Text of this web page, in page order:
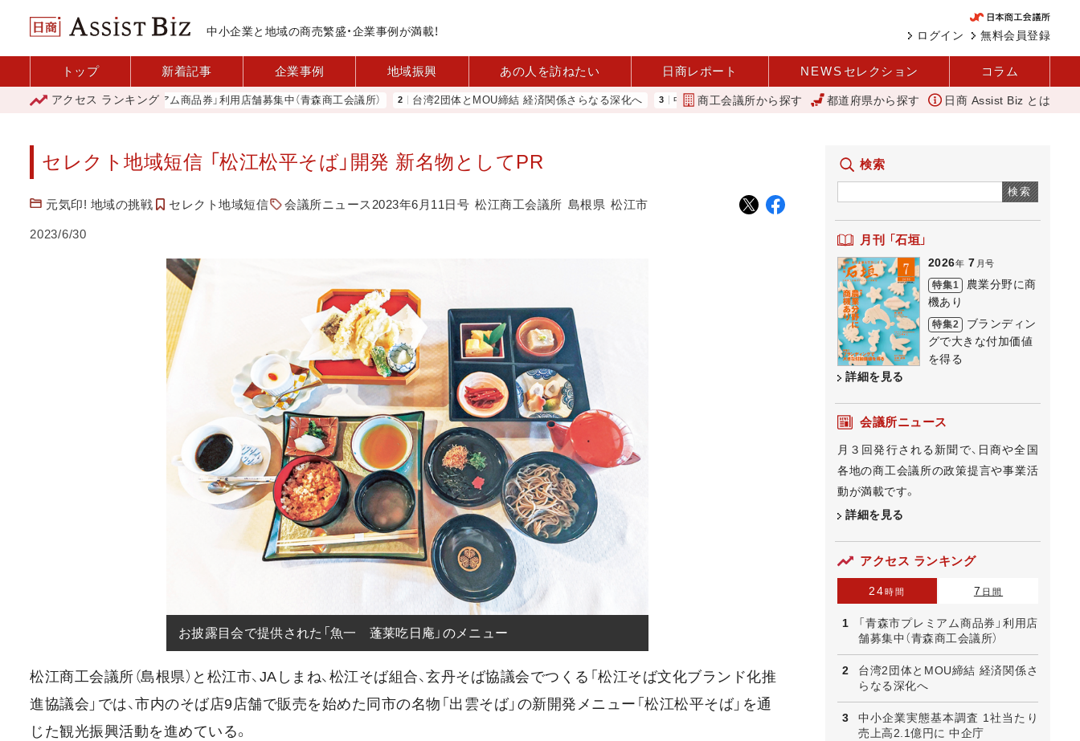
中小企業と地域の商売繁盛・企業事例が満載！ 無料会員登録
ログイン
トップ 新着記事 企業事例 地域振興 あの人を訪ねたい 日商レポート NEWS セレクション コラム
アクセス ランキング
「青森市プレミアム商品券」利用店舗募集中（青森商工会議所） 台湾2団体とMOU締結 経済関係さらなる深化へ 中小企業実態基本調査 1社当たり売上高2.1億円に 中企庁 「あったらいいね」を商品
商工会議所から探す 都道府県から探す 日商 Assist Biz とは
セレクト地域短信 「松江松平そば」開発 新名物としてPR
元気印! 地域の挑戦 セレクト地域短信 会議所ニュース2023年6月11日号 松江商工会議所 島根県 松江市
2023/6/30
お披露目会で提供された「魚一　蓬莱吃日庵」のメニュー
松江商工会議所（島根県）と松江市、JAしまね、松江そば組合、玄丹そば協議会でつくる「松江そば文化ブランド化推
進協議会」では、市内のそば店9店舗で販売を始めた同市の名物「出雲そば」の新開発メニュー「松江松平そば」を通
じた観光振興活動を進めている。
検索
検索
月刊 「石垣」
2026年 7 月号
特集1
農業分野に商
機あり
特集2
ブランディン
グで大きな付加価値
を得る
詳細を見る
会議所ニュース
月３回発行される新聞で、日商や全国
各地の商工会議所の政策提言や事業活
動が満載です。
詳細を見る
アクセス ランキング
24時間 7 日間
「青森市プレミアム商品券」利用店
舗募集中（青森商工会議所）
台湾2団体とMOU締結 経済関係さ
らなる深化へ
中小企業実態基本調査 1社当たり
売上高2.1億円に 中企庁